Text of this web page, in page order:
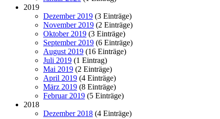
2019
Dezember 2019 (3 Einträge)
November 2019 (2 Einträge)
Oktober 2019 (3 Einträge)
September 2019 (6 Einträge)
August 2019 (16 Einträge)
Juli 2019 (1 Eintrag)
Mai 2019 (2 Einträge)
April 2019 (4 Einträge)
März 2019 (8 Einträge)
Februar 2019 (5 Einträge)
2018
Dezember 2018 (4 Einträge)